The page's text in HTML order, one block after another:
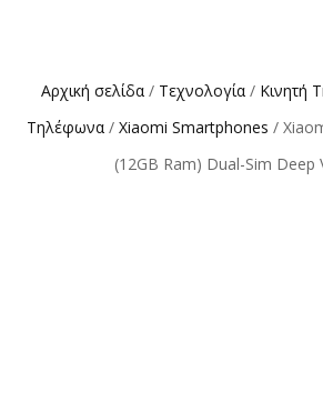
Αρχική σελίδα / Τεχνολογία / Κινητή
Τηλέφωνα/ Xiaomi Smartphones /
(12GB Ram) Dual-Sim Deep